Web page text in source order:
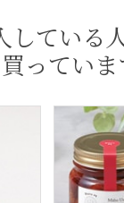
している
っていま